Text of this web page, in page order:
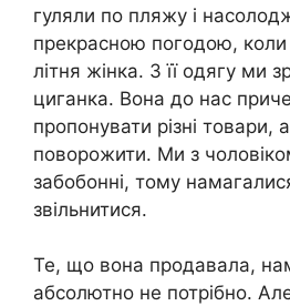
гуляли по пляжу і
прекрасною погодою, коли
літня жінка. З її одягу ми
циганка. Вона до нас
пропонувати різні товари,
поворожити. Ми з
забобонні, тому
звільнитися.
Те, що вона продавала,
абсолютно не потрібно.